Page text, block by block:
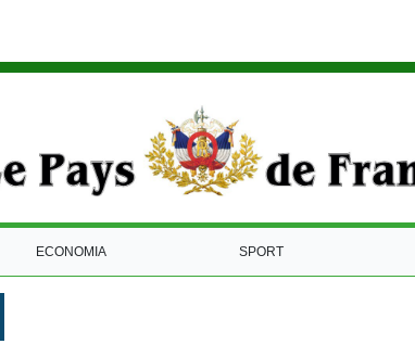
ECONOMIA SPORT